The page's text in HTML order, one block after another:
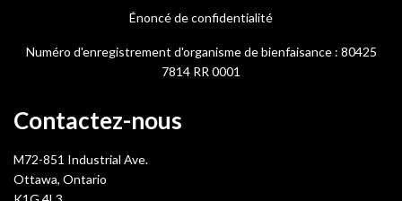
Énoncé de confidentialité
Numéro d'enregistrement d'organisme de bienfaisance : 80425
7814 RR 0001
Contactez-nous
M72-851 Industrial Ave.
Ottawa, Ontario